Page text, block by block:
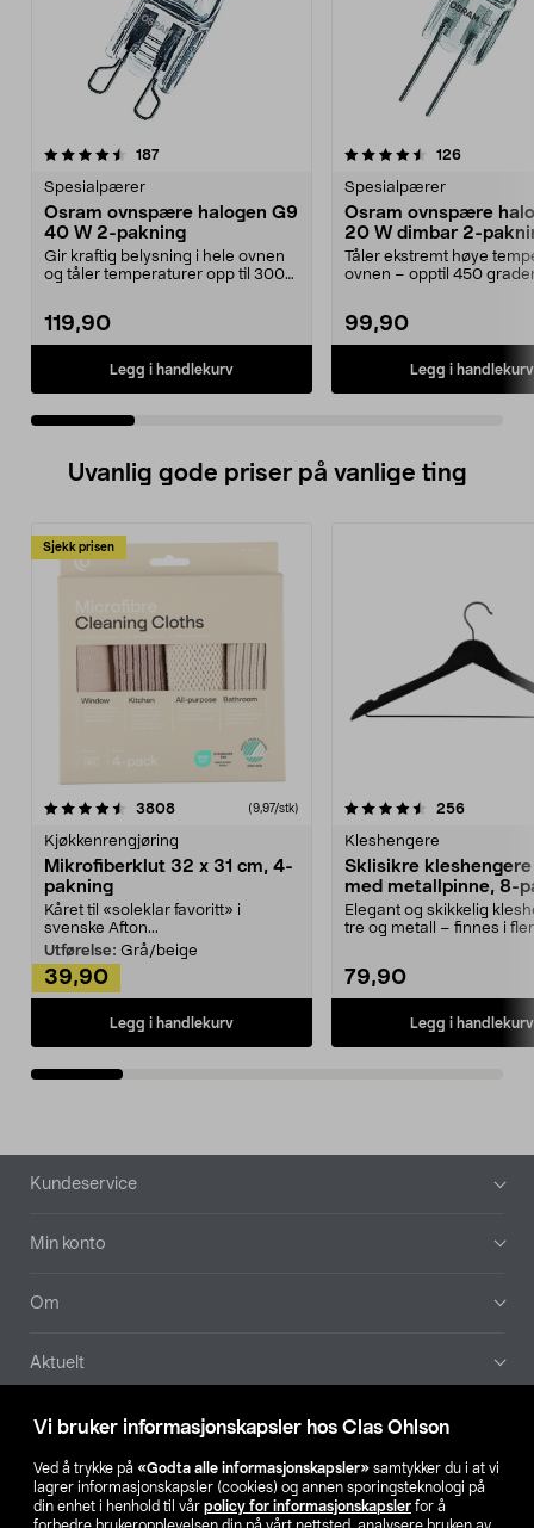
Vi bruker informasjonskapsler hos Clas Ohlson
Ved å trykke på «Godta alle informasjonskapsler» samtykker du i at vi
lagrer informasjonskapsler (cookies) og annen sporingsteknologi på
din enhet i henhold til vår policy for informasjonskapsler for å
187anmeldelser
Spesialpærer
Osram ovnspære halogen G9
40 W 2-pakning
Gir kraftig belysning i hele ovnen
og tåler temperaturer opp til 300
119,90
Legg i handlekurv
4.5 av 5 stjerner 126
Spesialpærer
Osram ovnspære
20 W dimbar 2-
Tåler ekstremt høye
ovnen – opptil 450
99,90
Legg i handlekurv
4.5 av 5 stjerner
Uvanlig gode priser på vanlige ting
Sjekk prisen
3808anmeldelser(9,97/stk)
Kjøkkenrengjøring
Mikrofiberklut 32 x 31 cm, 4-
pakning
Kåret til «soleklar favoritt» i
svenske Afton...
Utførelse: Grå/beige
39,90
Legg i handlekurv
4.5av 5 stjerner 256
Kleshengere
Sklisikre
med metallpinne, 8-
Elegant og skikkelig
tre og metall – finnes i
79,90
Legg i handlekurv
4.5av 5 stjerner
Bunntekst
Kundeservice
Min konto
Om
Aktuelt
Våre selskaper
Finn din butikk